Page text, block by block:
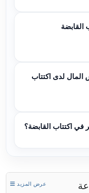
القابضة
المال لدى اكتتاب
في اكتتاب القابضة؟
عرض المزيد